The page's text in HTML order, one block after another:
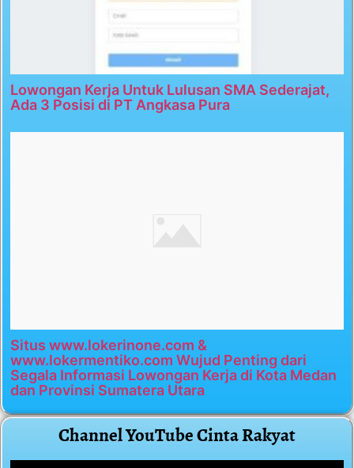
Lowongan Kerja Untuk Lulusan SMA Sederajat,
Ada 3 Posisi di PT Angkasa Pura
Situs www.lokerinone.com &
www.lokermentiko.com Wujud Penting dari
Segala Informasi Lowongan Kerja di Kota Medan
dan Provinsi Sumatera Utara
Channel YouTube Cinta Rakyat